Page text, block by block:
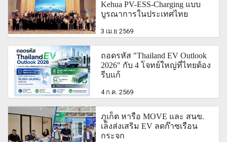
Kehua PV-ESS-Charging แบบ
บูรณาการในประเทศไทย
3 เม.ย 2569
ถอดรหัส "Thailand EV Outlook
2026" กับ 4 โจทย์ใหญ่ที่ไทยต้อง
รีบแก้
4 ก.ค. 2569
ภูเก็ต หารือ MOVE และ สนข.
เล็งส่งเสริม EV ลดก๊าซเรือน
กระจก